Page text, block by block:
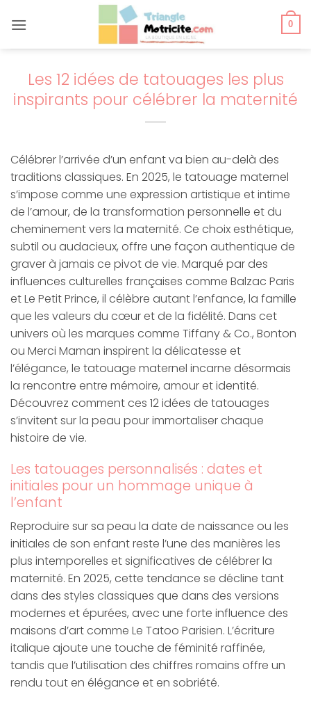
au
0
Les 12 idées de tatouages les plus
inspirants pour célébrer la maternité
Célébrer l’arrivée d’un enfant va bien au-delà des
traditions classiques. En 2025, le tatouage maternel
s’impose comme une expression artistique et intime
de l’amour, de la transformation personnelle et du
cheminement vers la maternité. Ce choix esthétique,
subtil ou audacieux, offre une façon authentique de
graver à jamais ce pivot de vie. Marqué par des
influences culturelles françaises comme Balzac Paris
et Le Petit Prince, il célèbre autant l’enfance, la famille
que les valeurs du cœur et de la fidélité. Dans cet
univers où les marques comme Tiffany & Co., Bonton
ou Merci Maman inspirent la délicatesse et
l’élégance, le tatouage maternel incarne désormais
la rencontre entre mémoire, amour et identité.
Découvrez comment ces 12 idées de tatouages
s’invitent sur la peau pour immortaliser chaque
histoire de vie.
Les tatouages personnalisés : dates et
initiales pour un hommage unique à
l’enfant
Reproduire sur sa peau la date de naissance ou les
initiales de son enfant reste l’une des manières les
plus intemporelles et significatives de célébrer la
maternité. En 2025, cette tendance se décline tant
dans des styles classiques que dans des versions
modernes et épurées, avec une forte influence des
maisons d’art comme Le Tatoo Parisien. L’écriture
italique ajoute une touche de féminité raffinée,
tandis que l’utilisation des chiffres romains offre un
rendu tout en élégance et en sobriété.